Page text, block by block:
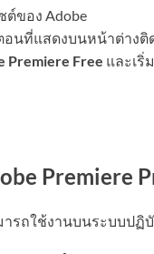
ต์ของ Adobe
นที่แสดงบนหน้าต่างติ
Premiere Free และเริ่
Premiere
ารถใช้งานบนระบบปฏิบั